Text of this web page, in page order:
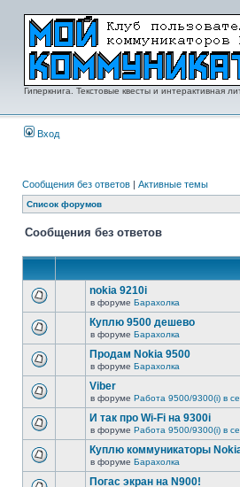
Гиперкнига. Текстовые квесты и интерактивная
Вход
Сообщения без ответов | Активные темы
Список форумов
Сообщения без ответов
nokia 9210i
в форуме Барахолка
Куплю 9500 дешево
в форуме Барахолка
Продам Nokia 9500
в форуме Барахолка
Viber
в форуме Работа 9500/9300(i) в
И так про Wi-Fi на 9300i
в форуме Работа 9500/9300(i) в
Куплю коммуникаторы
в форуме Барахолка
Погас экран на N900!